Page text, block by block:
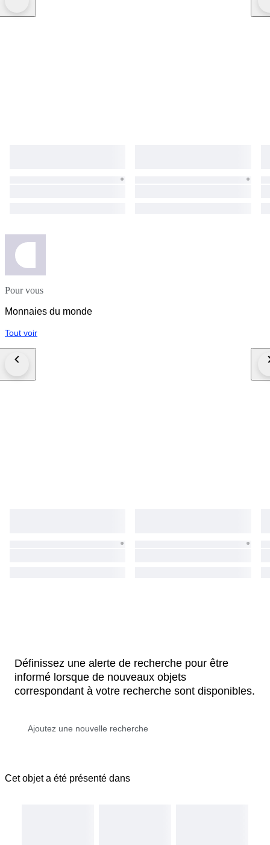
Pour vous
Monnaies du monde
Tout voir
Définissez une alerte de recherche pour être
informé lorsque de nouveaux objets
correspondant à votre recherche sont disponibles.
Cet objet a été présenté dans